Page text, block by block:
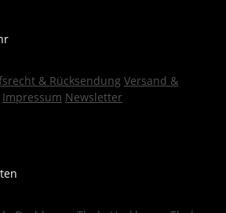
& Rücksendung Versand &
Impressum Newsletter